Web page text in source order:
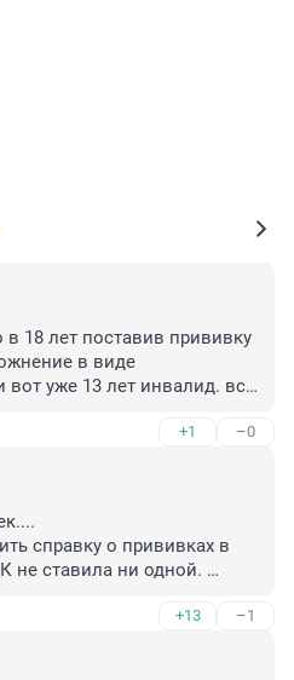
в 18 лет поставив прививку
в виде
вот уже 13 лет инвалид. всю
подумайте, прежде чем
+1 –0
справку о прививках в
не ставила ни одной.
и чудо: я последние 3 года
них от разных болячек....
+13 –1